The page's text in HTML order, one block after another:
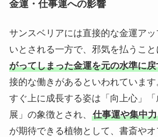
金運・仕事運への影響
サンスベリアには直接的な金運ア
いとされる一方で、邪気を払うこと
がってしまった金運を元の水準に戻
接的な働きがあるといわれていま
すぐ上に成長する姿は「向上心」
展」の象徴とされ、 仕事運や集中
が期待できる植物として、書斎や